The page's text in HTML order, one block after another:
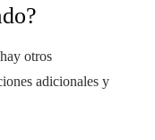
otros
adicionales y